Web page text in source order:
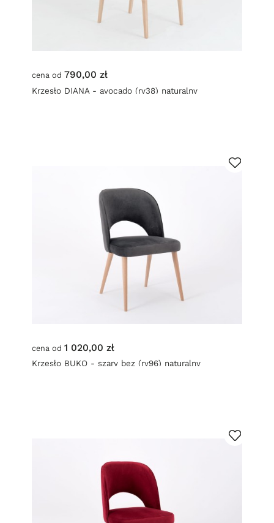
cena od 790,00 zł
Krzesło DIANA - avocado (rv38) naturalny
cena od 1 020,00 zł
Krzesło BUKO - szary bez (rv96) naturalny